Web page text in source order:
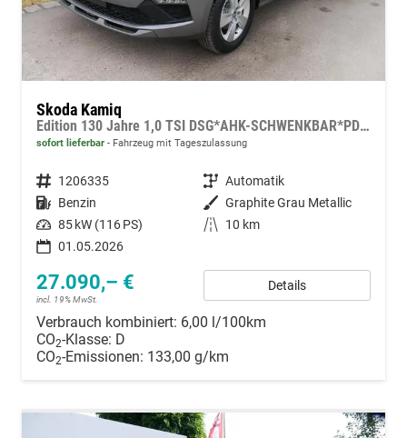
Skoda Kamiq
Edition 130 Jahre 1,0 TSI DSG*AHK-SCHWENKBAR*PDC-HI*KAMERA*LED*SHZ*TEMPOMAT
sofort lieferbar Fahrzeug mit Tageszulassung
Fahrzeugnummer 1206335 Getriebe Automatik
Kraftstoff Benzin Außenfarbe Graphite Grau Metallic
Leistung 85 kW (116 PS) Kilometerstand
10 km
01.05.2026
27.090,– €
incl. 19% MwSt.
Details
Verbrauch kombiniert: 6,00 l/100km
CO2-Klasse: D
CO2-Emissionen: 133,00 g/km